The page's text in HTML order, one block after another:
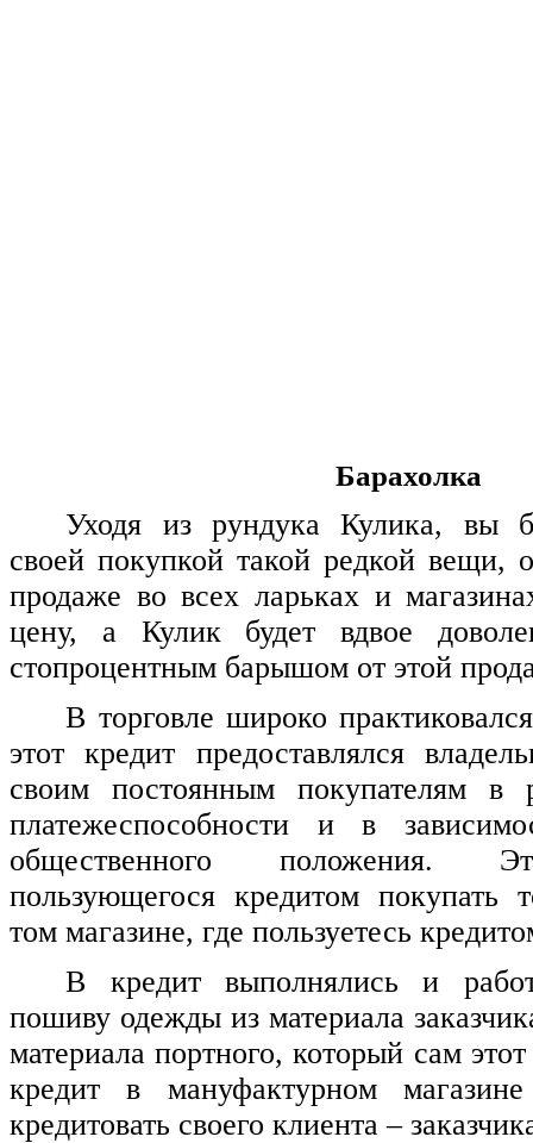
Барахолка
Уходя из рундука Кулика, вы
своей покупкой такой редкой вещи,
продаже во всех ларьках и
цену, а Кулик будет вдвое
стопроцентным барышом от этой
В торговле широко
этот кредит предоставлялся
своим постоянным покупателям в
платежеспособности и в
общественного положения.
пользующегося кредитом покупать
том магазине, где пользуетесь
В кредит выполнялись и
пошиву одежды из материала
материала портного, который сам
кредит в мануфактурном
кредитовать своего клиента –